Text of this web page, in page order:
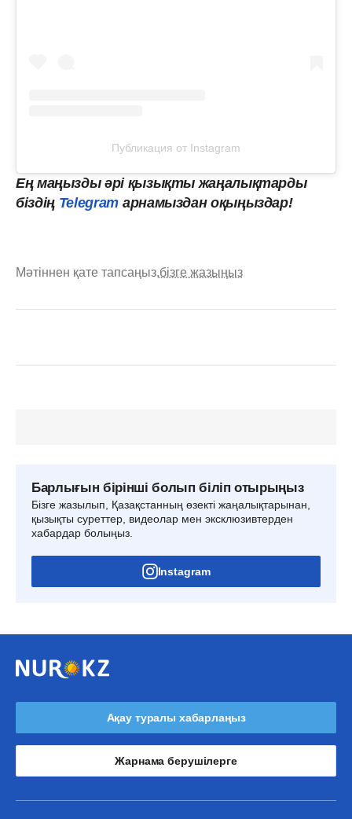
Публикация от Instagram
Ең маңызды әрі қызықты жаңалықтарды
біздің Telegram арнамыздан оқыңыздар!
Мәтіннен қате тапсаңыз,бізге жазыңыз
Барлығын бірінші болып біліп отырыңыз
Бізге жазылып, Қазақстанның өзекті жаңалықтарынан,
қызықты суреттер, видеолар мен эксклюзивтерден
хабардар болыңыз.
Instagram
Ақау туралы хабарлаңыз
Жарнама берушілерге